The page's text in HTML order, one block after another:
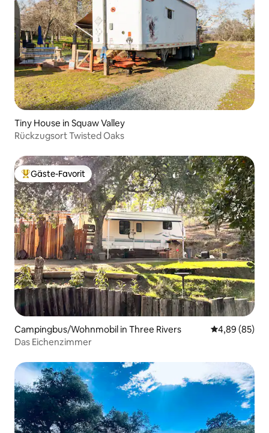
Tiny House in Squaw Valley
Rückzugsort Twisted Oaks
Beliebter Gäste-Favorit.
Gäste-Favorit
Campingbus/Wohnmobil in Three Rivers
4,89 (85)
Das Eichenzimmer